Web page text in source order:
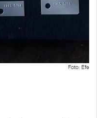
Foto: Efe